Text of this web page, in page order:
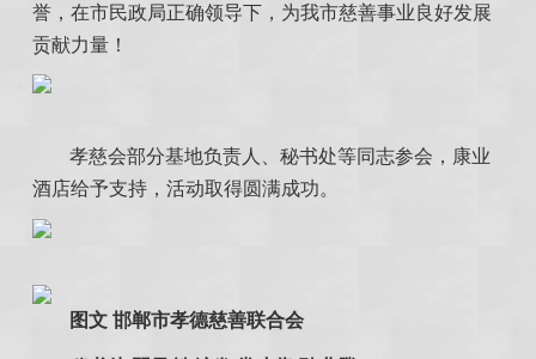
誉，在市民政局正确领导下，为我市慈善事业良好发展
贡献力量！
孝慈会部分基地负责人、秘书处等同志参会，康业
酒店给予支持，活动取得圆满成功。
图文 邯郸市孝德慈善联合会